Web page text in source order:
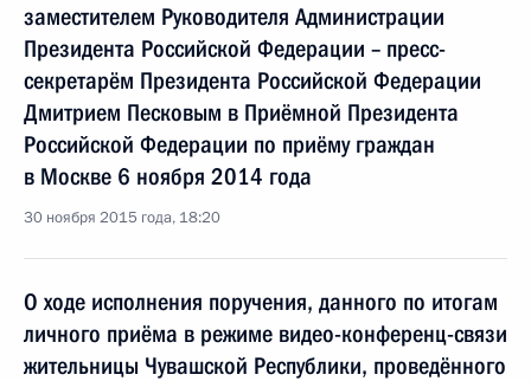
заместителем Руководителя Администрации
Президента Российской Федерации – пресс-
секретарём Президента Российской Федерации
Дмитрием Песковым в Приёмной Президента
Российской Федерации по приёму граждан
в Москве 6 ноября 2014 года
30 ноября 2015 года, 18:20
О ходе исполнения поручения, данного по итогам
личного приёма в режиме видео-конференц-связи
жительницы Чувашской Республики, проведённого